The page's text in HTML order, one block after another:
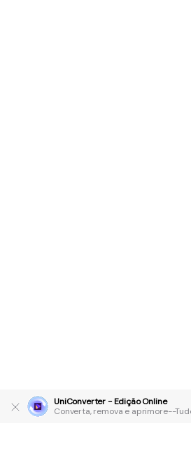
UniConverter - Edição Online
Converta, remova e aprimore--